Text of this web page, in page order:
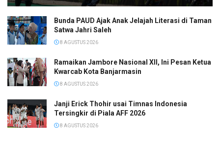
Bunda PAUD Ajak Anak Jelajah Literasi di Taman
Satwa Jahri Saleh
8 AGUSTUS 2026
Ramaikan Jambore Nasional XII, Ini Pesan Ketua
Kwarcab Kota Banjarmasin
8 AGUSTUS 2026
Janji Erick Thohir usai Timnas Indonesia
Tersingkir di Piala AFF 2026
8 AGUSTUS 2026